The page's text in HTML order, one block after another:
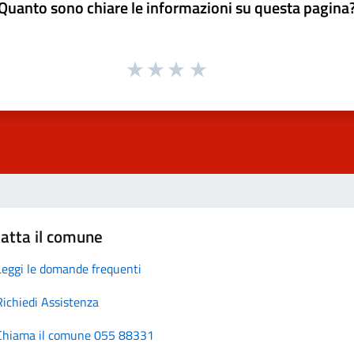
sono chiare le informazioni su questa
il comune
le domande frequenti
Assistenza
il comune 055 88331